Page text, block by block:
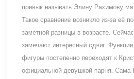
привык называть Элину Рахимову
Такое сравнение возникло из-за её
заметной разницы в возрасте.
замечают интересный сдвиг.
фигуры постепенно переходят к
официальной девушкой парня. Сама